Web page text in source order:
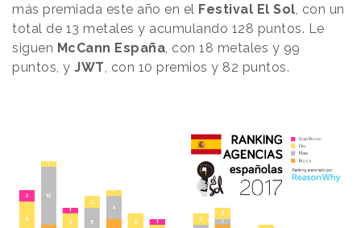
más premiada este año en el Festival El Sol , con un
total de 13 metales y acumulando 128 puntos. Le
siguen McCann España , con 18 metales y 99
puntos, y JWT , con 10 premios y 82 puntos.